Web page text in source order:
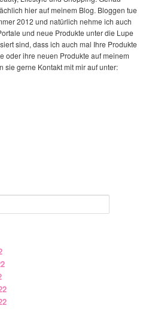
hier auf meinem Blog. Bloggen tue
2012 und natürlich nehme ich auch
und neue Produkte unter die Lupe
sind, dass ich auch mal Ihre Produkte
oder ihre neuen Produkte auf meinem
sie gerne Kontakt mit mir auf unter: